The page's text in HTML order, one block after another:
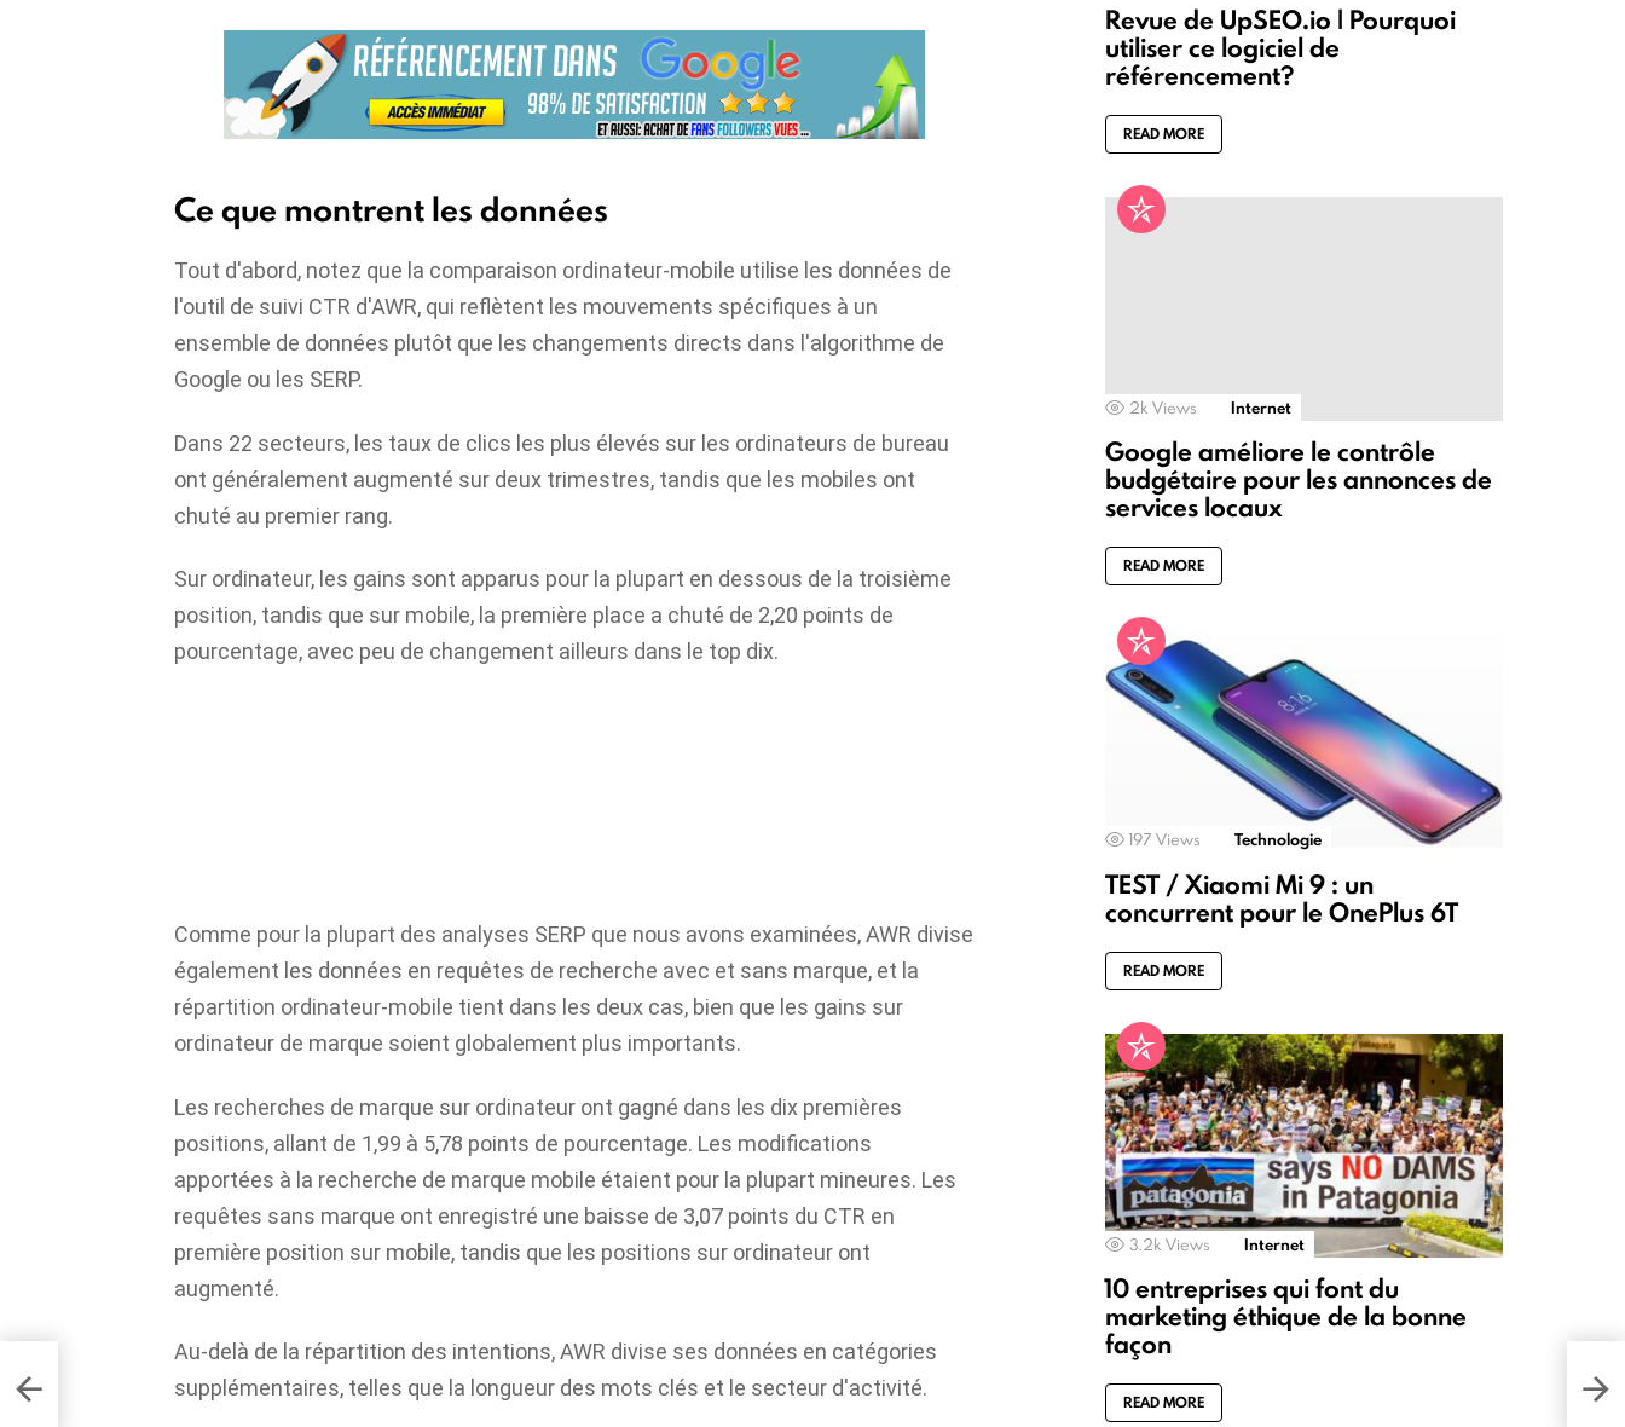
Ce que montrent les données
Tout d'abord, notez que la comparaison ordinateur-mobile utilise les données de
l'outil de suivi CTR d'AWR, qui reflètent les mouvements spécifiques à un
ensemble de données plutôt que les changements directs dans l'algorithme de
Google ou les SERP.
Dans 22 secteurs, les taux de clics les plus élevés sur les ordinateurs de bureau
ont généralement augmenté sur deux trimestres, tandis que les mobiles ont
chuté au premier rang.
Sur ordinateur, les gains sont apparus pour la plupart en dessous de la troisième
position, tandis que sur mobile, la première place a chuté de 2,20 points de
pourcentage, avec peu de changement ailleurs dans le top dix.
Comme pour la plupart des analyses SERP que nous avons examinées, AWR divise
également les données en requêtes de recherche avec et sans marque, et la
répartition ordinateur-mobile tient dans les deux cas, bien que les gains sur
ordinateur de marque soient globalement plus importants.
Les recherches de marque sur ordinateur ont gagné dans les dix premières
positions, allant de 1,99 à 5,78 points de pourcentage. Les modifications
apportées à la recherche de marque mobile étaient pour la plupart mineures. Les
requêtes sans marque ont enregistré une baisse de 3,07 points du CTR en
première position sur mobile, tandis que les positions sur ordinateur ont
augmenté.
Au-delà de la répartition des intentions, AWR divise ses données en catégories
supplémentaires, telles que la longueur des mots clés et le secteur d'activité.
de
Revue de UpSEO.io | Pourquoi
utiliser ce logiciel de
référencement?
READ MORE
2k Views Internet
Google améliore le contrôle
budgétaire pour les annonces de
services locaux
READ MORE
197 Views Technologie
TEST / Xiaomi Mi 9 : un
concurrent pour le OnePlus 6T
READ MORE
3.2k Views Internet
10 entreprises qui font du
marketing éthique de la bonne
façon
READ MORE